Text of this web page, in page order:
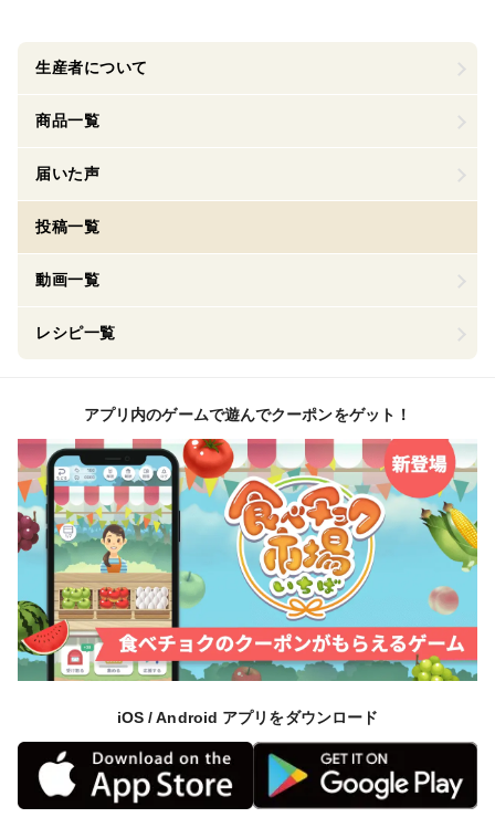
生産者について
商品一覧
届いた声
投稿一覧
動画一覧
レシピ一覧
アプリ内のゲームで遊んでクーポンをゲット！
iOS / Android アプリをダウンロード